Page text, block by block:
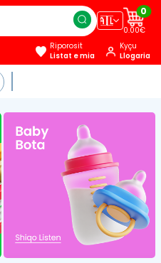
🇦🇱
0
0.00€
Riporosit
Listat e mia
Kyçu
Llogaria